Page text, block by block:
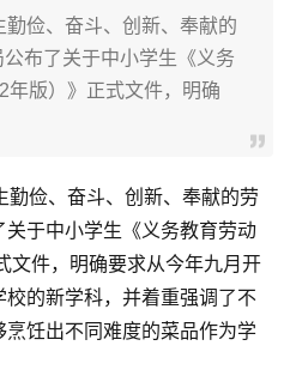
俭、奋斗、创新、奉献的
布了关于中小学生《义务
年版）》正式文件，明确
俭、奋斗、创新、奉献的劳
于中小学生《义务教育劳动
文件，明确要求从今年九月开
的新学科，并着重强调了不
饪出不同难度的菜品作为学